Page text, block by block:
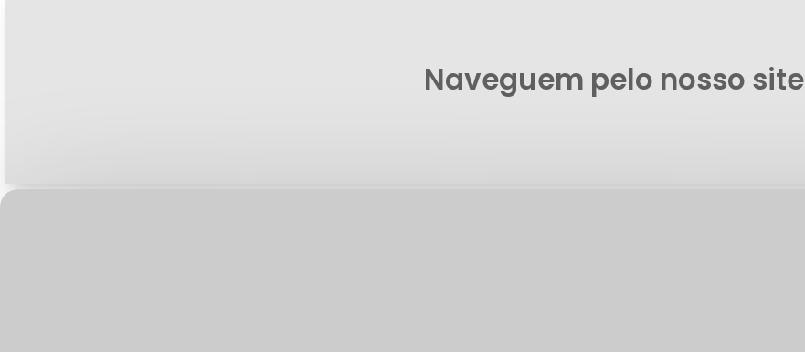
Naveguem pelo nosso site